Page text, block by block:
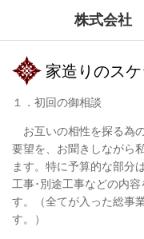
株式会社
家造りのス
１．初回の御相談
お互いの相性を探る為
要望を、お聞きしながら
ます。特に予算的な部分
工事･別途工事などの内
す。（全てが入った総事
す。）